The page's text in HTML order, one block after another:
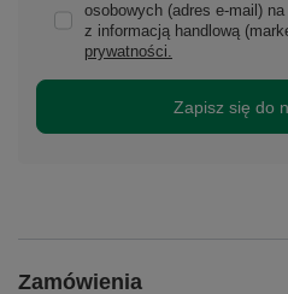
osobowych (adres e-mail)
z informacją handlową
prywatności.
Zapisz się do
Zamówienia